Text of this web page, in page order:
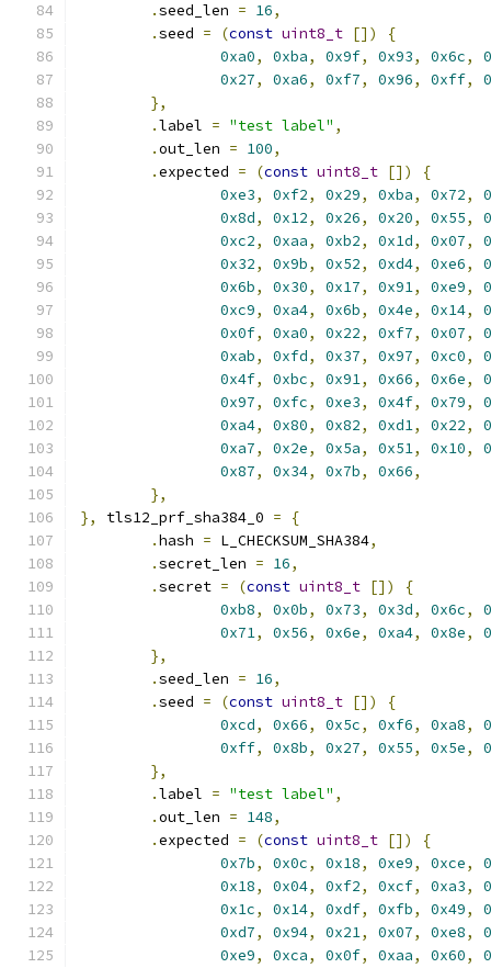
.seed_len = 16,
.seed = (const uint8_t [])
{
0xa0, 0xba, 0x9f, 0x93, 0x6c,
0x27, 0xa6, 0xf7, 0x96, 0xff,
},
.label = "test label" ,
.out_len = 100,
.expected = (const uint8_t [])
{
0xe3, 0xf2, 0x29, 0xba, 0x72,
0x8d, 0x12, 0x26, 0x20, 0x55,
0xc2, 0xaa, 0xb2, 0x1d, 0x07,
0x32, 0x9b, 0x52, 0xd4, 0xe6,
0x6b, 0x30, 0x17, 0x91, 0xe9,
0xc9, 0xa4, 0x6b, 0x4e, 0x14,
0x0f, 0xa0, 0x22, 0xf7, 0x07,
0xab, 0xfd, 0x37, 0x97, 0xc0,
0x4f, 0xbc, 0x91, 0x66, 0x6e,
0x97, 0xfc, 0xe3, 0x4f, 0x79,
0xa4, 0x80, 0x82, 0xd1, 0x22,
0xa7, 0x2e, 0x5a, 0x51, 0x10,
0x87, 0x34, 0x7b, 0x66,
},
},
tls12_prf_sha384_0 =
{
.hash = L_CHECKSUM_SHA384,
.secret_len = 16,
.secret = (const uint8_t [])
{
0xb8, 0x0b, 0x73, 0x3d, 0x6c,
0x71, 0x56, 0x6e, 0xa4, 0x8e,
},
.seed_len = 16,
.seed = (const uint8_t [])
{
0xcd, 0x66, 0x5c, 0xf6, 0xa8,
0xff, 0x8b, 0x27, 0x55, 0x5e,
},
.label = "test label" ,
.out_len = 148,
.expected = (const uint8_t [])
{
0x7b, 0x0c, 0x18, 0xe9, 0xce,
0x18, 0x04, 0xf2, 0xcf, 0xa3,
0x1c, 0x14, 0xdf, 0xfb, 0x49,
0xd7, 0x94, 0x21, 0x07, 0xe8,
0xe9, 0xca, 0x0f, 0xaa, 0x60,